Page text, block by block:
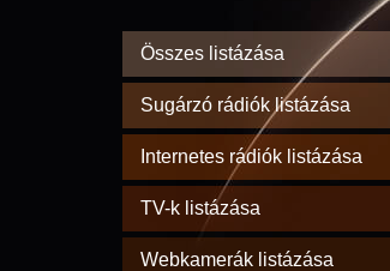
Összes listázása
Sugárzó rádiók listázása
Internetes rádiók listázása
TV-k listázása
Webkamerák listázása